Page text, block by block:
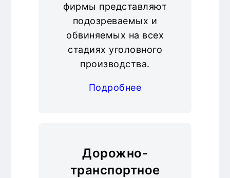
фирмы представляют
подозреваемых и
обвиняемых на всех
стадиях уголовного
производства.
Подробнее
Дорожно-
транспортное